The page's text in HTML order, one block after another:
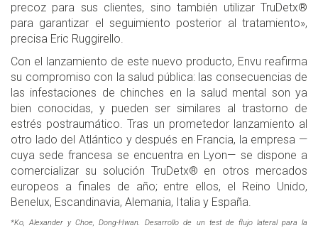
precoz para sus clientes, sino también utilizar TruDetx®
para garantizar el seguimiento posterior al tratamiento»,
precisa Eric Ruggirello.
Con el lanzamiento de este nuevo producto, Envu reafirma
su compromiso con la salud pública: las consecuencias de
las infestaciones de chinches en la salud mental son ya
bien conocidas, y pueden ser similares al trastorno de
estrés postraumático. Tras un prometedor lanzamiento al
otro lado del Atlántico y después en Francia, la empresa —
cuya sede francesa se encuentra en Lyon— se dispone a
comercializar su solución TruDetx® en otros mercados
europeos a finales de año; entre ellos, el Reino Unido,
Benelux, Escandinavia, Alemania, Italia y España.
*Ko, Alexander y Choe, Dong-Hwan. Desarrollo de un test de flujo lateral para la